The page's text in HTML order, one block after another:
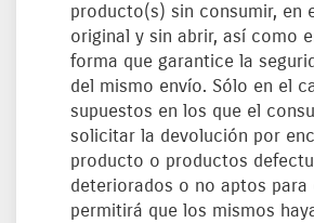
producto(s) sin consumir, en
original y sin abrir, así como
forma que garantice la
del mismo envío. Sólo en el
supuestos en los que el
solicitar la devolución por
producto o productos
deteriorados o no aptos para
permitirá que los mismos